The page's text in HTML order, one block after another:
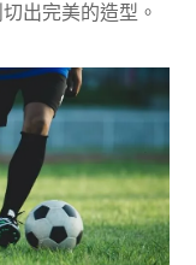
出完美的造型。